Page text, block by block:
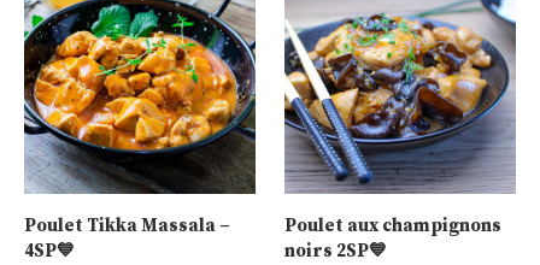
Poulet Tikka Massala –
4SP💙
Poulet aux champignons
noirs 2SP💙